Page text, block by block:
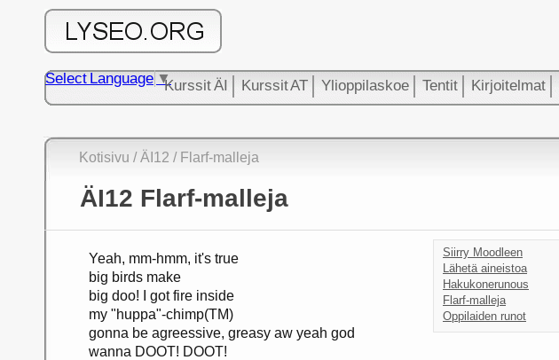
Kurssit ÄI Kurssit AT Ylioppilaskoe Tentit Kirjoitelmat
Select Language ▼
Kotisivu / ÄI12 / Flarf-malleja
ÄI12 Flarf-malleja
Siirry Moodleen
Lähetä aineistoa
Hakukonerunous
Flarf-malleja
Oppilaiden runot
Yeah, mm-hmm, it's true
big birds make
big doo! I got fire inside
my "huppa"-chimp(TM)
gonna be agreessive, greasy aw yeah god
wanna DOOT! DOOT!